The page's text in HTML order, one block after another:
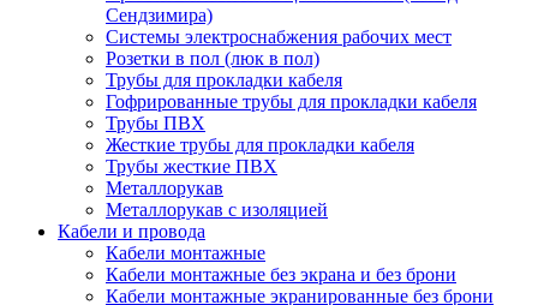
Сендзимира)
Системы электроснабжения рабочих мест
Розетки в пол (люк в пол)
Трубы для прокладки кабеля
Гофрированные трубы для прокладки кабеля
Трубы ПВХ
Жесткие трубы для прокладки кабеля
Трубы жесткие ПВХ
Металлорукав
Металлорукав с изоляцией
Кабели и провода
Кабели монтажные
Кабели монтажные без экрана и без брони
Кабели монтажные экранированные без брони